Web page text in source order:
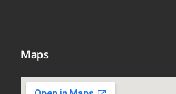
Maps